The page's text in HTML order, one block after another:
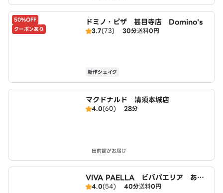
50%OFF
クーポンあり
ドミノ・ピザ 甚目寺店 Domino's
3.7(73) 30分送料0円
新作シェイク
マクドナルド 清須本城店
4.0(60) 28分
出前館がお届け
VIVA PAELLA ビバパエリア あま
大治店
4.0(54) 40分送料0円